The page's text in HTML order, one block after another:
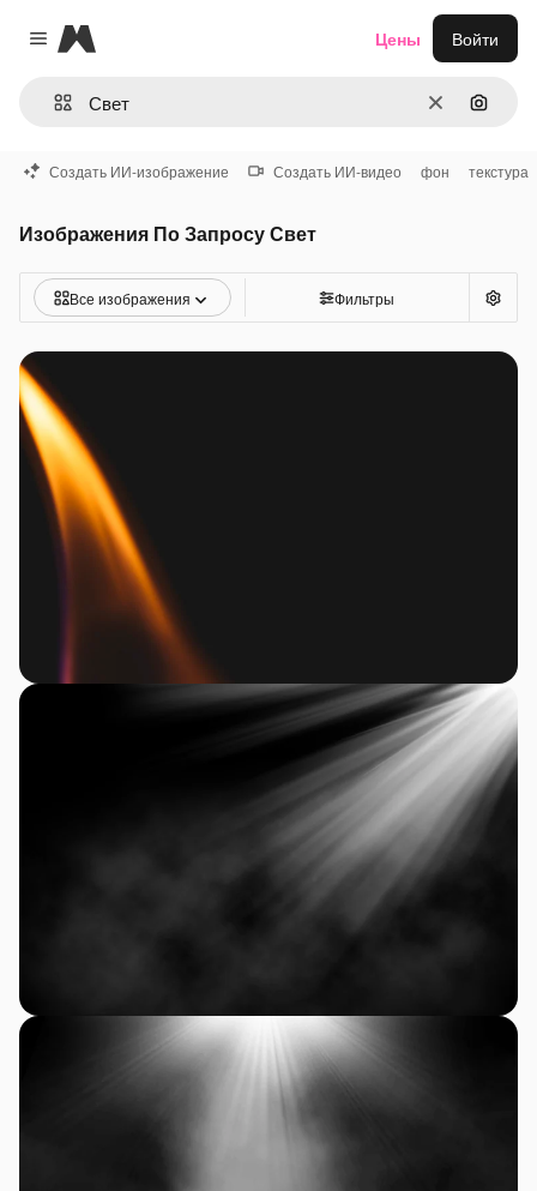
Close menu
Magnific
ОчиститьПоиск
Цены Войти
Создать ИИ-изображение Создать ИИ-видео фон текстура
Изображения По Запросу Свет
Все изображения Фильтры